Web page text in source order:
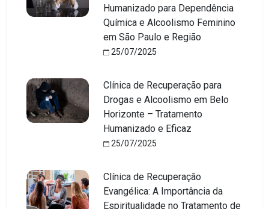
Humanizado para Dependência
Química e Alcoolismo Feminino
em São Paulo e Região
25/07/2025
Clínica de Recuperação para
Drogas e Alcoolismo em Belo
Horizonte – Tratamento
Humanizado e Eficaz
25/07/2025
Clínica de Recuperação
Evangélica: A Importância da
Espiritualidade no Tratamento de